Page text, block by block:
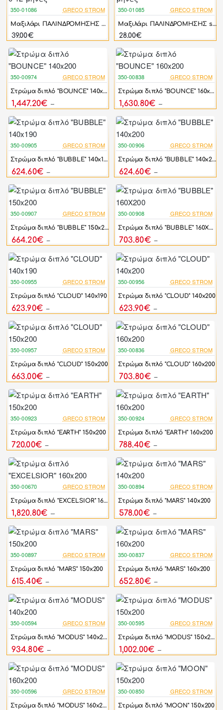
350-01086 GRECO STROM
Μαξιλάρι ΠΑΛΙΝΔΡΟΜΗΣΗΣ medium 0-12 μήνες
39.00€
350-01085 GRECO STROM
Μαξιλάρι ΠΑΛΙΝΔΡΟΜΗΣΗΣ small 0-6 μήνες
28.00€
-40%
350-00974 GRECO STROM
Στρώμα διπλό "BOUNCE" 140x200
1,447.20€
-40%
350-00838 GRECO STROM
Στρώμα διπλό "BOUNCE" 160x200
1,630.80€
-10%
350-00905 GRECO STROM
Στρώμα διπλό "BUBBLE" 140x190
624.60€
-10%
350-00906 GRECO STROM
Στρώμα διπλό "BUBBLE" 140x200
624.60€
-10%
350-00907 GRECO STROM
Στρώμα διπλό "BUBBLE" 150x200
664.20€
-10%
350-00908 GRECO STROM
Στρώμα διπλό "BUBBLE" 160X200
703.80€
-15%
350-00955 GRECO STROM
Στρώμα διπλό "CLOUD" 140x190
623.90€
-15%
350-00956 GRECO STROM
Στρώμα διπλό "CLOUD" 140x200
623.90€
-15%
350-00957 GRECO STROM
Στρώμα διπλό "CLOUD" 150x200
663.00€
-15%
350-00836 GRECO STROM
Στρώμα διπλό "CLOUD" 160x200
703.80€
-10%
350-00923 GRECO STROM
Στρώμα διπλό "EARTH" 150x200
720.00€
-10%
350-00924 GRECO STROM
Στρώμα διπλό "EARTH" 160x200
788.40€
-20%
350-00670 GRECO STROM
Στρώμα διπλό "EXCELSIOR" 160x200
1,820.80€
-15%
350-00894 GRECO STROM
Στρώμα διπλό "MARS" 140x200
578.00€
-15%
350-00897 GRECO STROM
Στρώμα διπλό "MARS" 150x200
615.40€
-15%
350-00837 GRECO STROM
Στρώμα διπλό "MARS" 160x200
652.80€
-40%
350-00594 GRECO STROM
Στρώμα διπλό "MODUS" 140x200
934.80€
-40%
350-00595 GRECO STROM
Στρώμα διπλό "MODUS" 150x200
1,002.00€
-40%
350-00596 GRECO STROM
Στρώμα διπλό "MODUS" 160x200
-10%
350-00850 GRECO STROM
Στρώμα διπλό "MOON" 150x200